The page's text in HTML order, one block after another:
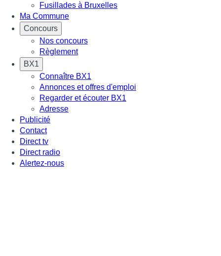
Fusillades à Bruxelles
Ma Commune
Concours
Nos concours
Règlement
BX1
Connaître BX1
Annonces et offres d'emploi
Regarder et écouter BX1
Adresse
Publicité
Contact
Direct tv
Direct radio
Alertez-nous